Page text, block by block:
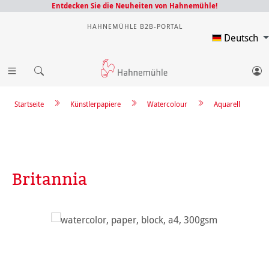
Entdecken Sie die Neuheiten von Hahnemühle!
HAHNEMÜHLE B2B-PORTAL
Deutsch
Aquarell
Watercolour
Künstlerpapiere
Startseite
Britannia
Bildergalerie überspringen